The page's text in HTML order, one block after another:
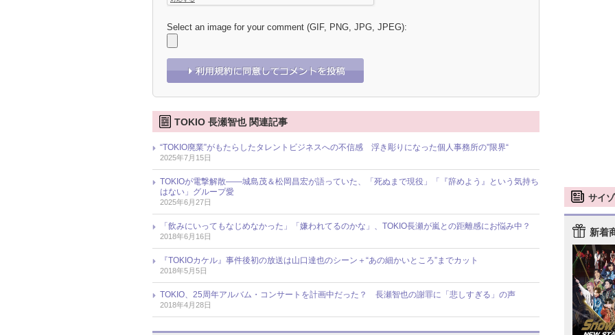
Select an image for your comment (GIF, PNG, JPG, JPEG):
TOKIO 長瀬智也 関連記事
“TOKIO廃業”がもたらしたタレントビジネスへの不信感 浮き彫りになった個人事務所の”限界“
2025年7月15日
TOKIOが電撃解散――城島茂＆松岡昌宏が語っていた、「死ぬまで現役」「『辞めよう』という気持ち
はない」グループ愛
2025年6月27日
「飲みにいってもなじめなかった」「嫌われてるのかな」、TOKIO長瀬が嵐との距離感にお悩み中？
2018年6月16日
『TOKIOカケル』事件後初の放送は山口達也のシーン＋“あの細かいところ”までカット
2018年5月5日
TOKIO、25周年アルバム・コンサートを計画中だった？ 長瀬智也の謝罪に「悲しすぎる」の声
2018年4月28日
サイ
新着